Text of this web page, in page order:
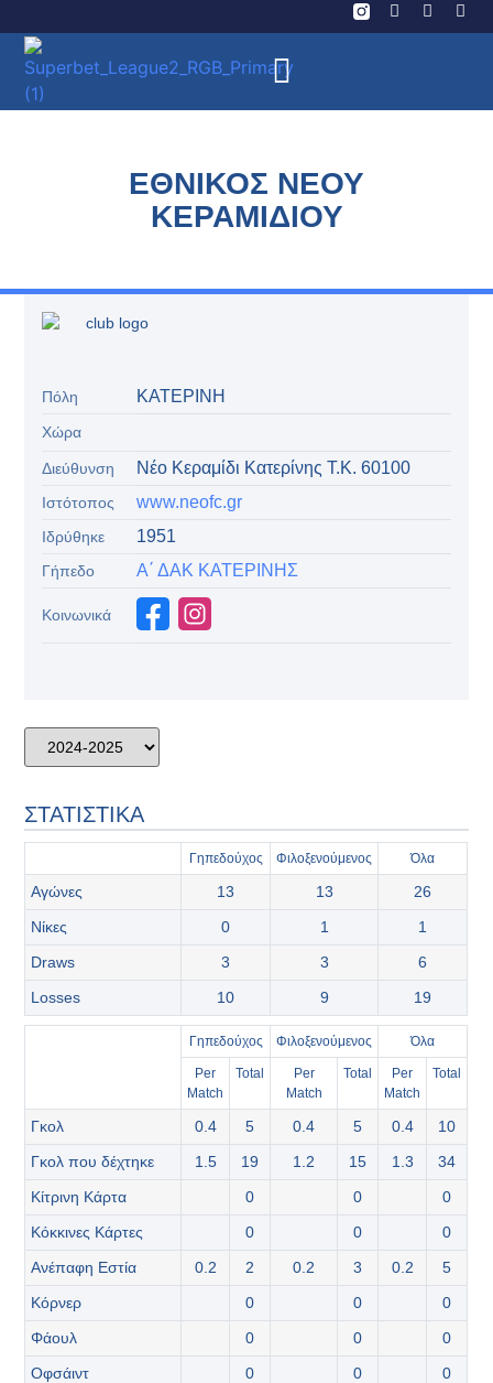
ΕΘΝΙΚΟΣ ΝΕΟΥ
ΚΕΡΑΜΙΔΙΟΥ
Πόλη ΚΑΤΕΡΙΝΗ
Χώρα
Διεύθυνση Νέο Κεραμίδι Κατερίνης Τ.Κ. 60100
Ιστότοπος www.neofc.gr
Ιδρύθηκε 1951
Γήπεδο Α΄ ΔΑΚ ΚΑΤΕΡΙΝΗΣ
Κοινωνικά
ΣΤΑΤΙΣΤΙΚΑ
Γηπεδούχος ‫Φιλοξενούμενος Όλα
Αγώνες 13 13
26
Νίκες
0 1
1
Draws
3 3
6
Losses
10 9 19
Γηπεδούχος ‫Φιλοξενούμενος Όλα
Per
Match
Total
Per
Match
Total
Per
Match
Total
Γκολ 0.4 5 0.4 5 0.4
10
Γκολ που δέχτηκε
1.5 19 1.2 15 1.3
34
Κίτρινη Κάρτα
0 0
0
Κόκκινες Κάρτες
0 0
0
Ανέπαφη Εστία
0.2 2 0.2 3 0.2
5
Κόρνερ
0 0
0
Φάουλ
0 0
0
Οφσάιντ
0 0
0